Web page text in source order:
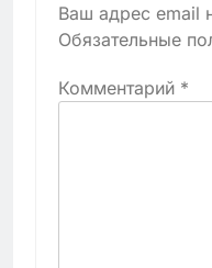
Ваш адрес email
Обязательные
Комментарий *